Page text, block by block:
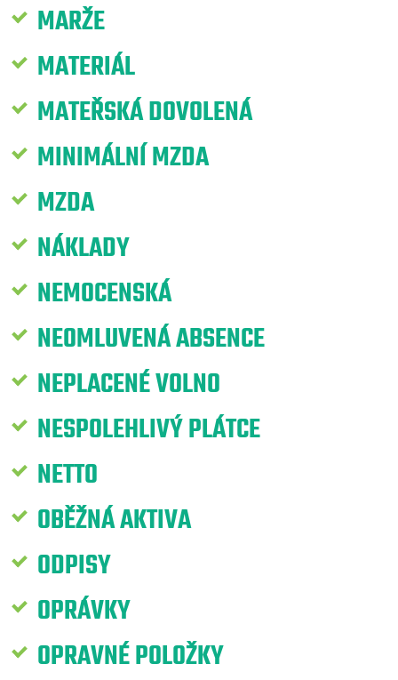
MARŽE
MATERIÁL
MATEŘSKÁ DOVOLENÁ
MINIMÁLNÍ MZDA
MZDA
NÁKLADY
NEMOCENSKÁ
NEOMLUVENÁ ABSENCE
NEPLACENÉ VOLNO
NESPOLEHLIVÝ PLÁTCE
NETTO
OBĚŽNÁ AKTIVA
ODPISY
OPRÁVKY
OPRAVNÉ POLOŽKY